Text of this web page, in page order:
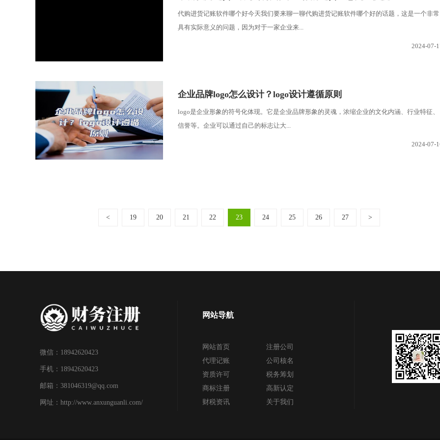
代购进货记账软件哪个好今天我们要来聊一聊代购进货记账软件哪个好的话题，这是一个非常
具有实际意义的问题，因为对于一家企业来...
2024-07-
​企业品牌logo怎么设计？logo设计遵循原则
logo是企业形象的符号化体现。它是企业品牌形象的灵魂，浓缩企业的文化内涵、行业特征、
信誉等。企业可以通过自己的标志让大...
2024-07-
< 19 20 21 22 23 24 25 26 27 >
微信：18942620423
手机：18942620423
邮箱：381046319@qq.com
网址：http://www.anxunguanli.com/
网站导航
网站首页
注册公司
代理记账
公司核名
资质许可
税务筹划
商标注册
高新认定
财税资讯
关于我们